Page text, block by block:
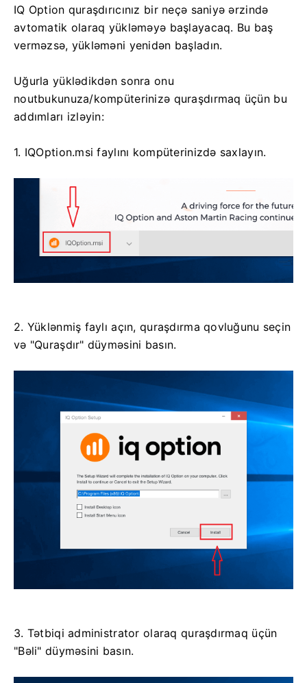
IQ Option quraşdırıcınız bir neçə saniyə ərzində
avtomatik olaraq yükləməyə başlayacaq. Bu baş
verməzsə, yükləməni yenidən başladın.
Uğurla yüklədikdən sonra onu
noutbukunuza/kompüterinizə quraşdırmaq üçün bu
addımları izləyin:
1. IQOption.msi faylını kompüterinizdə saxlayın.
2. Yüklənmiş faylı açın, quraşdırma qovluğunu seçin
və "Quraşdır" düyməsini basın.
3. Tətbiqi administrator olaraq quraşdırmaq üçün
"Bəli" düyməsini basın.